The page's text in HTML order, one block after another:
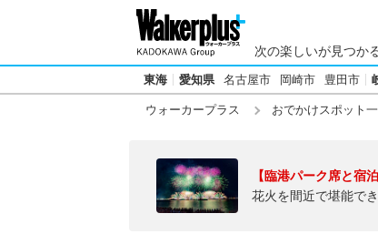
次の楽しいが見つかる
東海 愛知県 名古屋市 岡崎市 豊田市
ウォーカープラス おでかけスポット
【臨港パーク席と宿
花火を間近で堪能で